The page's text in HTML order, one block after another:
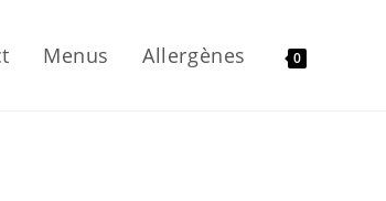
Menus Allergènes 0